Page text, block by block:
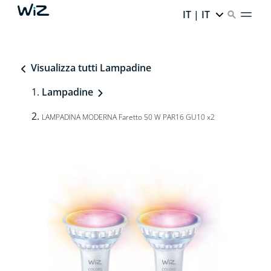
IT | IT
Visualizza tutti Lampadine
Lampadine
LAMPADINA MODERNA Faretto 50 W PAR16 GU10 x2